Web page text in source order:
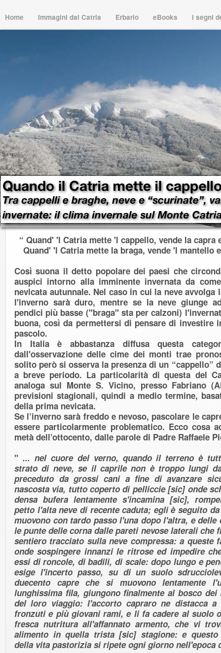
Home Immagini dal Catria Erbario eBooks i segni
“ Quand' 'l Catria mette 'l cappello, vende la capra
Quand' 'l Catria mette la braga, vende 'l mantello
Così suona il detto popolare dei paesi che
auspici intorno alla imminente invernata da
nevicata autunnale. Nel caso in cui la neve avvolga
l'inverno sarà duro, mentre se la neve giunge
pendici più basse ("braga" sta per calzoni)
buona, così da permettersi di pensare di investire
pascolo.
In Italia è abbastanza diffusa questa
dall'osservazione delle cime dei monti trae
solito però si osserva la presenza di un “cappello”
a breve periodo. La particolarità di questa del
analoga sul Monte S. Vicino, presso Fabriano
previsioni stagionali, quindi a medio termine,
della prima nevicata.
Se l’inverno sarà freddo e nevoso, pascolare le
essere particolarmente problematico. Ecco cosa
metà dell’ottocento, dalle parole di Padre Raffaele
" ... nel cuore del verno, quando il terreno è
strato di neve, se il caprile non è troppo lungi
preceduto da grossi cani a fine di avanzare
nascosta via, tutto coperto di pelliccie [sic] onde
densa bufera lentamente s'incamina [sic],
petto l'alta neve di recente caduta; egli è seguito
muovono con tardo passo l'una dopo l'altra, e delle
le punte delle corna dalle pareti nevose laterali che
sentiero tracciato sulla neve compressa: a queste
onde sospingere innanzi le ritrose ed impedire
essi di roncole, di badili, di scale: dopo lungo e
esige l'incerto passo, su di un suolo
duecento capre che si muovono lentamente
lunghissima fila, giungono finalmente al bosco dei
del loro viaggio: l'accorto capraro ne distacca
fronzuti e più giovani rami, e li fa cadere al suolo
fresca nutritura all'affannato armento, che vi
alimento in quella trista [sic] stagione: e questo
della vita pastorizia si ripete ogni giorno nell'epoca